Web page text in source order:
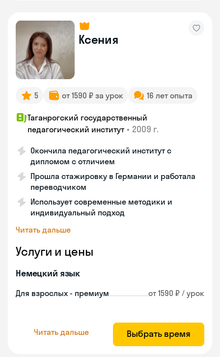
Ксения
5 от 1590 ₽ за урок 16 лет опыта
Таганрогский государственный
педагогический институт • 2009 г.
Окончила педагогический институт с
дипломом с отличием
Прошла стажировку в Германии и работала
переводчиком
Использует современные методики и
индивидуальный подход
Читать дальше
Услуги и цены
Немецкий язык
Для взрослых - премиум от 1590 ₽ / урок
Читать дальше Выбрать время